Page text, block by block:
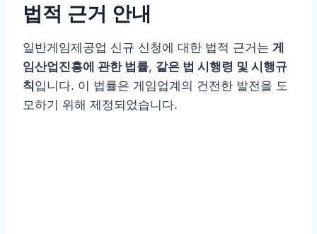
법적 근거 안내
일반게임제공업 신규 신청에 대한 법적 근거는 게
임산업진흥에 관한 법률, 같은 법 시행령 및 시행규
칙입니다. 이 법률은 게임업계의 건전한 발전을 도
모하기 위해 제정되었습니다.